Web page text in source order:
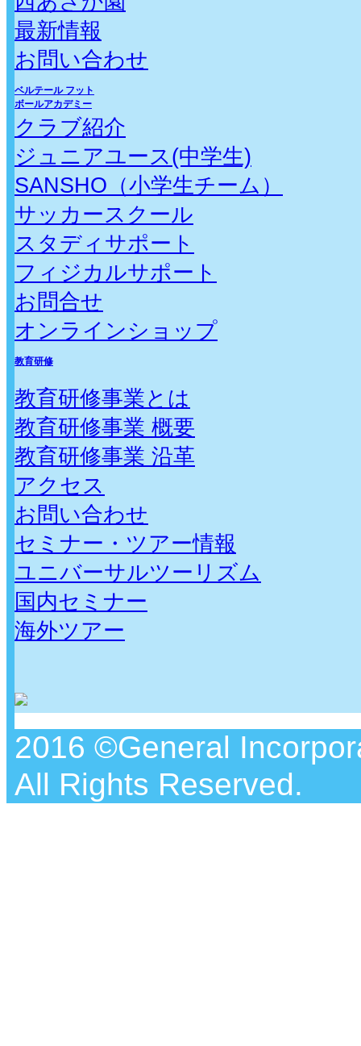
最新情報
お問い合わせ
ベルテール フット
ボールアカデミー
クラブ紹介
ジュニアユース(中学生)
SANSHO（小学生チーム）
サッカースクール
スタディサポート
フィジカルサポート
お問合せ
オンラインショップ
教育研修
教育研修事業とは
教育研修事業 概要
教育研修事業 沿革
アクセス
お問い合わせ
セミナー・ツアー情報
ユニバーサルツーリズム
国内セミナー
海外ツアー
2016 ©General
All Rights Reserved.